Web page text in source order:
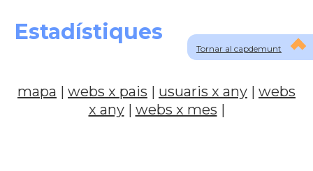
Tornar al capdemunt
Estadístiques
mapa | webs x pais | usuaris x any | webs
x any| webs x mes |